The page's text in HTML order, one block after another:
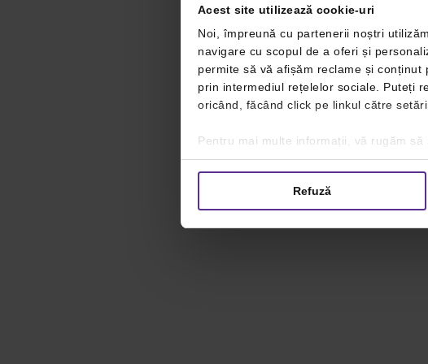
Acest site utilizează cookie-uri
Noi, împreună cu partenerii noștri utilizăm
navigare cu scopul de a oferi și
permite să vă afișăm reclame și
prin intermediul rețelelor sociale. Puteți
oricând, făcând click pe linkul către
Pentru mai multe informații, vă rugăm
Refuză